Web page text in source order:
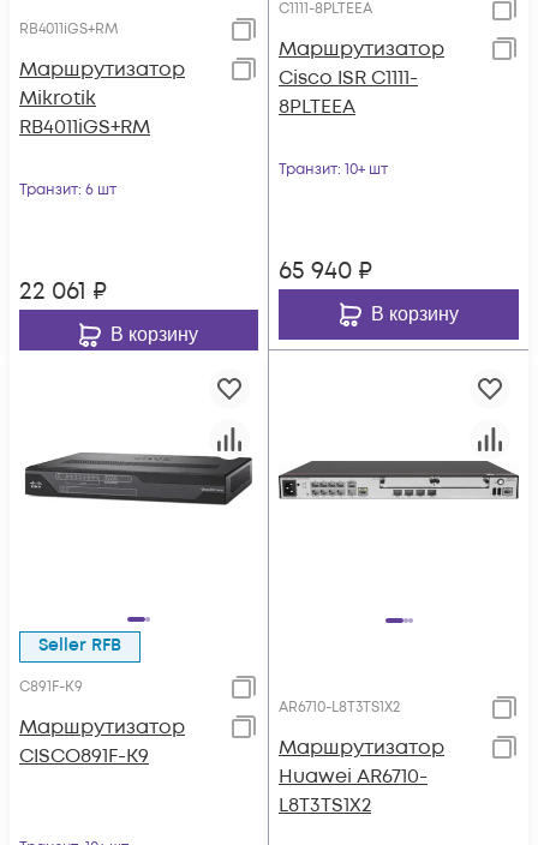
RB4011iGS+RM
Маршрутизатор
Mikrotik
RB4011iGS+RM
Транзит: 6 шт
22 061 ₽
В корзину
C1111-8PLTEEA
Маршрутизатор
Cisco ISR C1111-
8PLTEEA
Транзит: 10+ шт
65 940 ₽
В корзину
Seller RFB
C891F-K9
Маршрутизатор
CISCO891F-K9
AR6710-L8T3TS1X2
Маршрутизатор
Huawei AR6710-
L8T3TS1X2